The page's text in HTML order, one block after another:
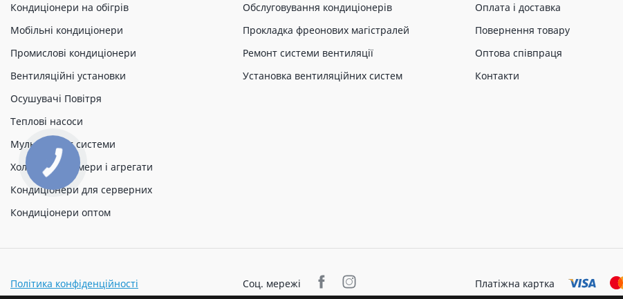
Кондиціонери на обігрів
Мобільні кондиціонери
Промислові кондиціонери
Вентиляційні установки
Осушувачі Повітря
Теплові насоси
Мульти спліт системи
Холодильні камери і агрегати
Кондиціонери для серверних
Кондиціонери оптом
Обслуговування кондиціонерів
Прокладка фреонових магістралей
Ремонт системи вентиляції
Установка вентиляційних систем
Оплата і доставка
Повернення товару
Оптова співпраця
Контакти
Політика конфіденційності Соц. мережі Платіжна картка